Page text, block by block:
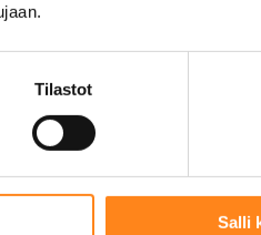
Tilastot
Salli